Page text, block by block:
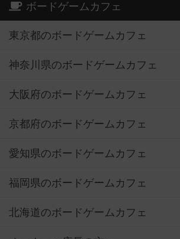
ボードゲームカフェ
東京都のボードゲームカフェ
神奈川県のボードゲームカフェ
大阪府のボードゲームカフェ
京都府のボードゲームカフェ
愛知県のボードゲームカフェ
福岡県のボードゲームカフェ
北海道のボードゲームカフェ